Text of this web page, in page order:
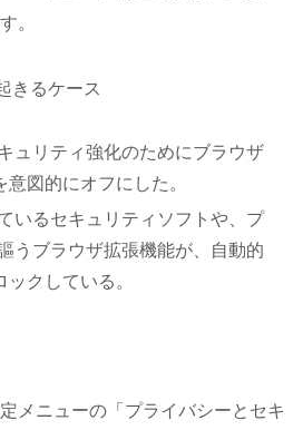
。
きるケース
ュリティ強化のためにブラウザ
図的にオフにした。
いるセキュリティソフトや、プ
うブラウザ拡張機能が、自動的
クしている。
メニューの「プライバシーとセキ